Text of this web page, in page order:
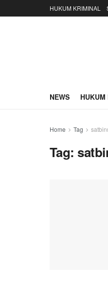
HUKUM KRIMINAL
NEWS
Home Tag
Tag: